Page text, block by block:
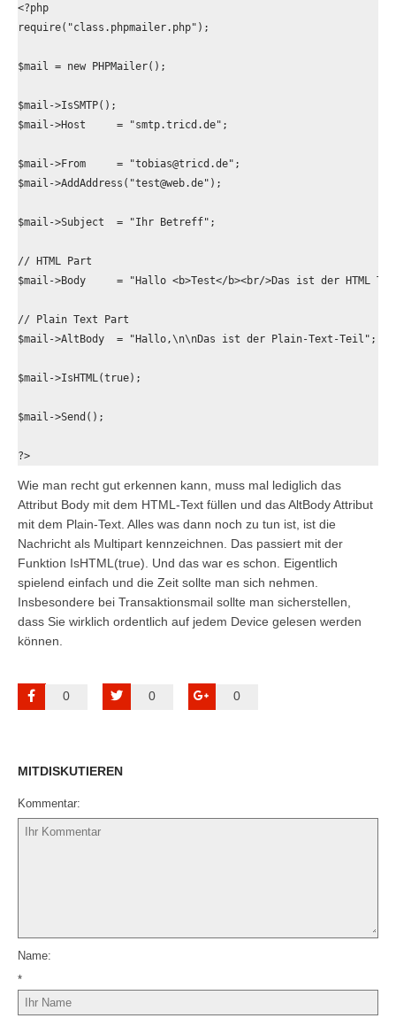
<?php
require("class.phpmailer.php");
$mail = new PHPMailer();
$mail->IsSMTP();
$mail->Host     = "smtp.tricd.de";
$mail->From     = "tobias@tricd.de";
$mail->AddAddress("test@web.de");
$mail->Subject  = "Ihr Betreff";
// HTML Part
$mail->Body     = "Hallo <b>Test</b><br/>Das ist der HTML
// Plain Text Part
$mail->AltBody  = "Hallo,\n\nDas ist der Plain-Text-Teil";
$mail->IsHTML(true);
$mail->Send();
?>
Wie man recht gut erkennen kann, muss mal lediglich das
Attribut Body mit dem HTML-Text füllen und dasAltBodyAttribut
mit dem Plain-Text. Alles was dann noch zu tun ist, ist die
Nachricht als Multipart kennzeichnen. Das passiert mit der
Funktion IsHTML(true). Und das war es schon. Eigentlich
spielend einfach und die Zeit sollte man sich nehmen.
Insbesondere bei Transaktionsmail sollte man sicherstellen,
dass Sie wirklich ordentlich auf jedem Device gelesen werden
können.
0 0 0
MITDISKUTIEREN
Kommentar
Name
*